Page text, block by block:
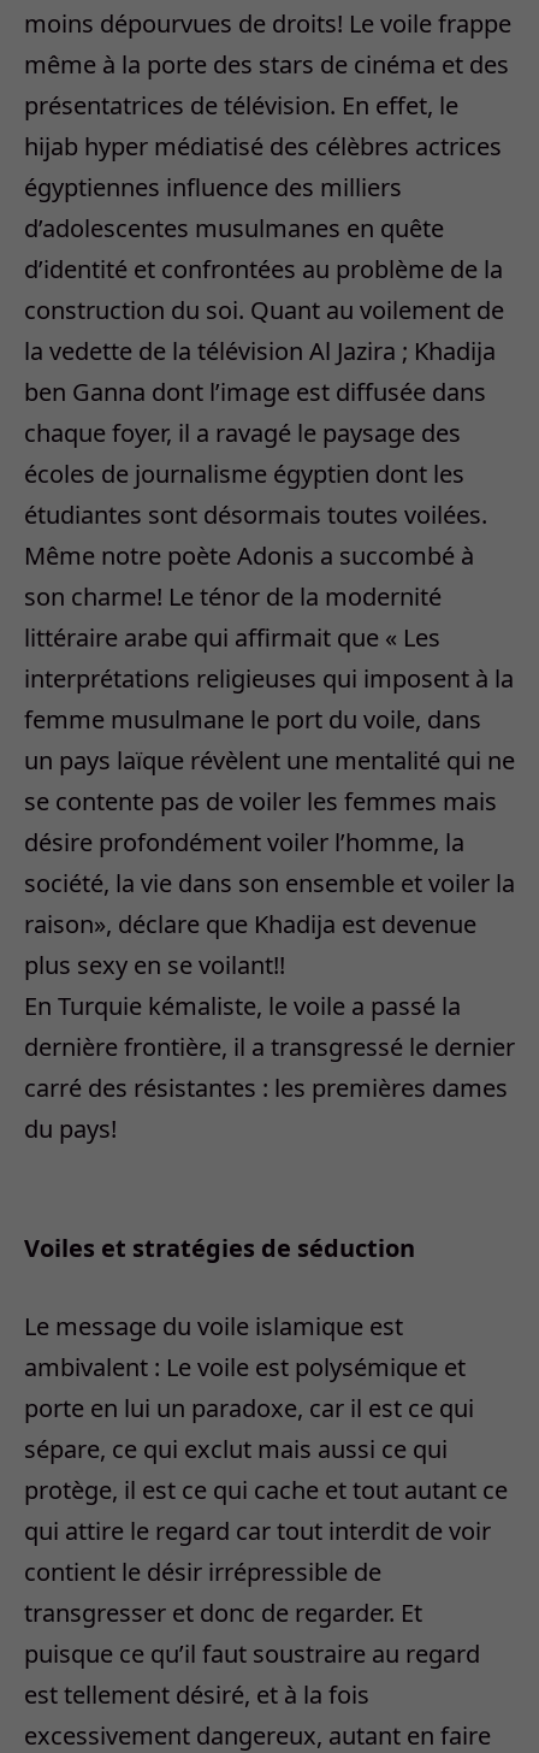
moins dépourvues de droits! Le voile frappe
même à la porte des stars de cinéma et des
présentatrices de télévision. En effet, le
hijab hyper médiatisé des célèbres actrices
égyptiennes influence des milliers
d’adolescentes musulmanes en quête
d’identité et confrontées au problème de la
construction du soi. Quant au voilement de
la vedette de la télévision Al Jazira ; Khadija
ben Ganna dont l’image est diffusée dans
chaque foyer, il a ravagé le paysage des
écoles de journalisme égyptien dont les
étudiantes sont désormais toutes voilées.
Même notre poète Adonis a succombé à
son charme! Le ténor de la modernité
littéraire arabe qui affirmait que « Les
interprétations religieuses qui imposent à la
femme musulmane le port du voile, dans
un pays laïque révèlent une mentalité qui ne
se contente pas de voiler les femmes mais
désire profondément voiler l’homme, la
société, la vie dans son ensemble et voiler la
raison», déclare que Khadija est devenue
plus sexy en se voilant!!
En Turquie kémaliste, le voile a passé la
dernière frontière, il a transgressé le dernier
carré des résistantes : les premières dames
du pays!
Voiles et stratégies de séduction
Le message du voile islamique est
ambivalent : Le voile est polysémique et
porte en lui un paradoxe, car il est ce qui
sépare, ce qui exclut mais aussi ce qui
protège, il est ce qui cache et tout autant ce
qui attire le regard car tout interdit de voir
contient le désir irrépressible de
transgresser et donc de regarder. Et
puisque ce qu’il faut soustraire au regard
est tellement désiré, et à la fois
excessivement dangereux, autant en faire